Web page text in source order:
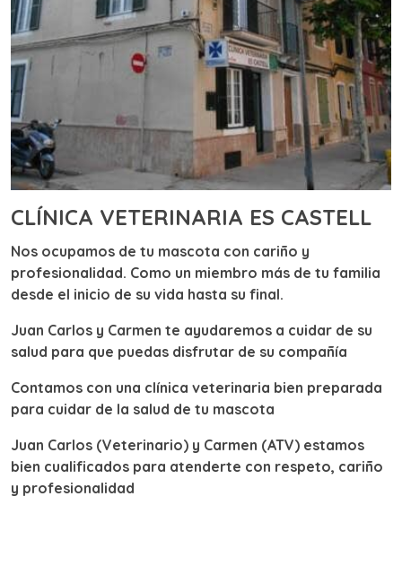
CLÍNICA VETERINARIA ES CASTELL
Nos ocupamos de tu mascota con cariño y
profesionalidad. Como un miembro más de tu familia
desde el inicio de su vida hasta su final.
Juan Carlos y Carmen te ayudaremos a cuidar de su
salud para que puedas disfrutar de su compañía
Contamos con una clínica veterinaria bien preparada
para cuidar de la salud de tu mascota
Juan Carlos (Veterinario) y Carmen (ATV) estamos
bien cualificados para atenderte con respeto, cariño
y profesionalidad